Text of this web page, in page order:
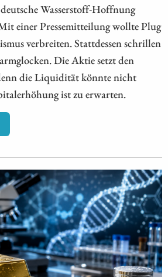
Wasserstoff-Hoffnung
einer Pressemitteilung wollte Plug
verbreiten. Stattdessen schrillen
Die Aktie setzt den
die Liquidität könnte nicht
ist zu erwarten.